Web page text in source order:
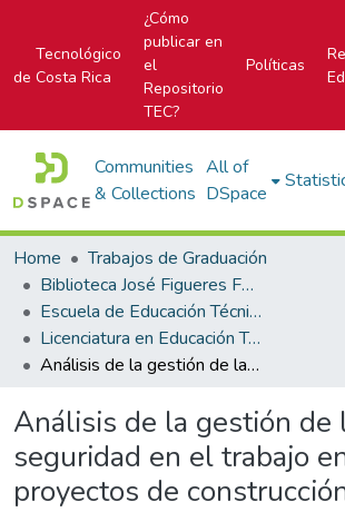
Tecnológico
de Costa Rica
¿Cómo
publicar en
el
Repositorio
TEC?
Políticas
Communities
& Collections
All of
DSpace
Home
Trabajos de Graduación
Biblioteca José Figueres Ferrer
Escuela de Educación Técnica
Licenciatura en Educación Técnica
Análisis de la gestión de la salud y seguridad en el trabajo en proyectos de construcción
Análisis de la gestión de
seguridad en el trabajo
proyectos de